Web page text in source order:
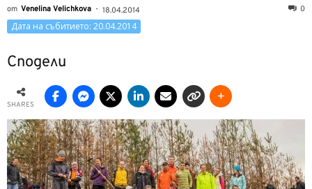
от Venelina Velichkova - 18.04.2014 0
Дата на събитието: 20.04.2014
Сподели
SHARES